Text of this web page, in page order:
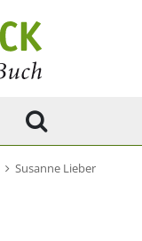
Susanne Lieber